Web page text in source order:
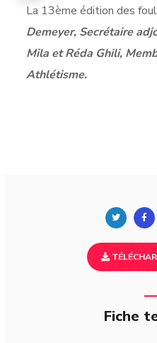
La 13ème édition des
Demeyer, Secrétaire
Mila et Réda Ghili,
Athlétisme.
Fiche